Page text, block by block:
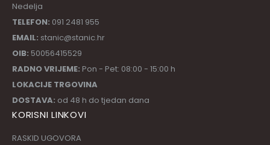
Nedelja
TELEFON: 091 2481 955
EMAIL: stanic@stanic.hr
OIB: 50056415529
RADNO VRIJEME: Pon - Pet: 08:00 - 15:00 h
LOKACIJE TRGOVINA
DOSTAVA: od 48 h do tjedan dana
KORISNI LINKOVI
RASKID UGOVORA